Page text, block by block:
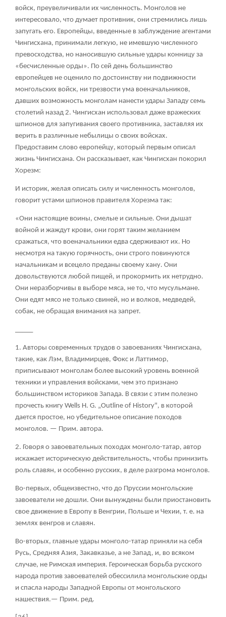
войск, преувеличивали их численность. Монголов не
интересовало, что думает противник, они стремились лишь
запугать его. Европейцы, введенные в заблуждение агентами
Чингисхана, принимали легкую, не имевшую численного
превосходства, но наносившую сильные удары конницу за
«бесчисленные орды». По сей день большинство
европейцев не оценило по достоинству ни подвижности
монгольских войск, ни трезвости ума военачальников,
давших возможность монголам нанести удары Западу семь
столетий назад2. Чингисхан использовал даже вражеских
шпионов для запугивания своего противника, заставляя их
верить в различные небылицы о своих войсках.
Предоставим слово европейцу, который первым описал
жизнь Чингисхана. Он рассказывает, как Чингисхан покорил
Хорезм:
И историк, желая описать силу и численность монголов,
говорит устами шпионов правителя Хорезма так:
«Они настоящие воины, смелые и сильные. Они дышат
войной и жаждут крови, они горят таким желанием
сражаться, что военачальники едва сдерживают их. Но
несмотря на такую горячность, они строго повинуются
начальникам и всецело преданы своему хану. Они
довольствуются любой пищей, и прокормить их нетрудно.
Они неразборчивы в выборе мяса, не то, что мусульмане.
Они едят мясо не только свиней, но и волков, медведей,
собак, не обращая внимания на запрет.
1. Авторы современных трудов о завоеваниях Чингисхана,
такие, как Лэм, Владимирцев, Фокс и Латтимор,
приписывают монголам более высокий уровень военной
техники и управления войсками, чем это признано
большинством историков Запада. В связи с этим полезно
прочесть книгу Wells Н. G. „Outline of History", в которой
дается простое, но убедительное описание походов
монголов. — Прим. автора.
2. Говоря о завоевательных походах монголо-татар, автор
искажает историческую действительность, чтобы принизить
роль славян, и особенно русских, в деле разгрома монголов.
Во-первых, общеизвестно, что до Пруссии монгольские
завоеватели не дошли. Они вынуждены были приостановить
свое движение в Европу в Венгрии, Польше и Чехии, т. е. на
землях венгров и славян.
Во-вторых, главные удары монголо-татар приняли на себя
Русь, Средняя Азия, Закавказье, а не Запад, и, во всяком
случае, не Римская империя. Героическая борьба русского
народа против завоевателей обессилила монгольские орды
и спасла народы Западной Европы от монгольского
нашествия.— Прим. ред.